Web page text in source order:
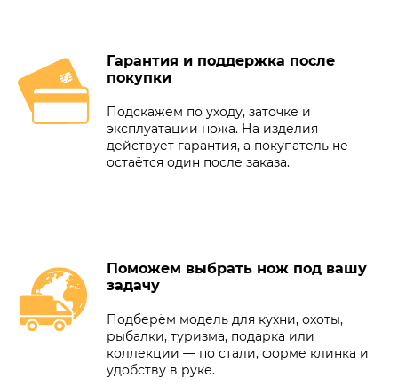
Гарантия и поддержка после
покупки
Подскажем по уходу, заточке и
эксплуатации ножа. На изделия
действует гарантия, а покупатель не
остаётся один после заказа.
Поможем выбрать нож под вашу
задачу
Подберём модель для кухни, охоты,
рыбалки, туризма, подарка или
коллекции — по стали, форме клинка и
удобству в руке.